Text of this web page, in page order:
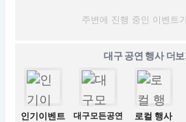
주변에 진행 중인 이벤트
대구 공연 행사 더
인기이벤트 대구모든공연 로컬 행사